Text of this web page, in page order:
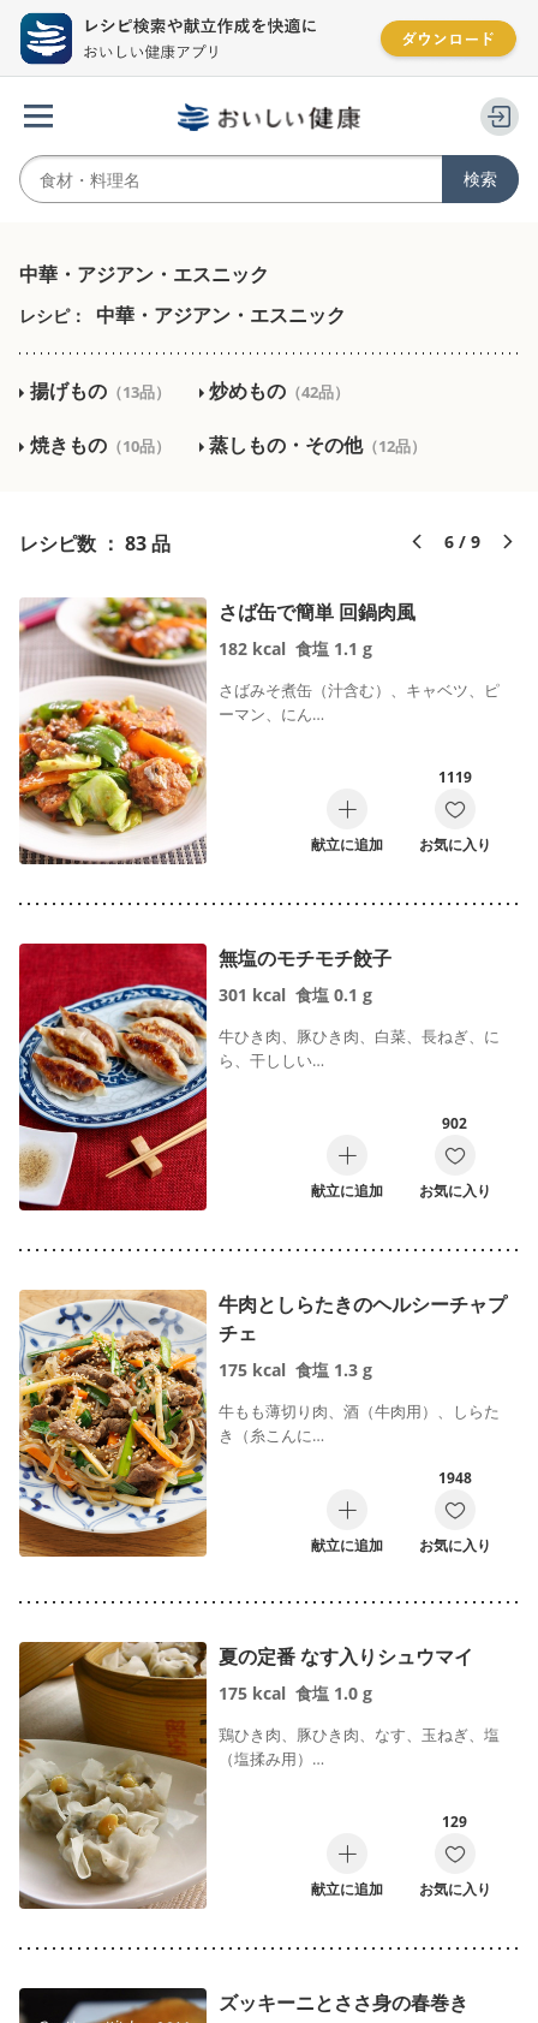
中華・アジアン・エスニック
レシピ： 中華・アジアン・エスニック
揚げもの（13品） 炒めもの （42品）
焼きもの（10品） 蒸しもの・その他（12品）
レシピ数 ： 83 品 6 / 9
さば缶で簡単 回鍋肉風
182 kcal 食塩 1.1 g
さばみそ煮缶（汁含む）、キャベツ、ピ
ーマン、にん…
献立に追加
1119
お気に入り
無塩のモチモチ餃子
301 kcal 食塩 0.1 g
牛ひき肉、豚ひき肉、白菜、長ねぎ、に
ら、干ししい…
献立に追加
902
お気に入り
牛肉としらたきのヘルシーチャプ
チェ
175 kcal 食塩 1.3 g
牛もも薄切り肉、酒（牛肉用）、しらた
き（糸こんに…
献立に追加
1948
お気に入り
夏の定番 なす入りシュウマイ
175 kcal 食塩 1.0 g
鶏ひき肉、豚ひき肉、なす、玉ねぎ、塩
（塩揉み用）…
献立に追加
129
お気に入り
ズッキーニとささ身の春巻き